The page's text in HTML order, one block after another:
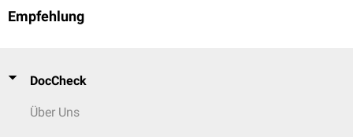
Empfehlung
DocCheck
Über Uns